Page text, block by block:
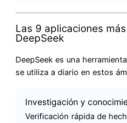
Las 9 aplicaciones
DeepSeek
DeepSeek es una
se utiliza a diario en estos
Investigación y
Verificación rápida de